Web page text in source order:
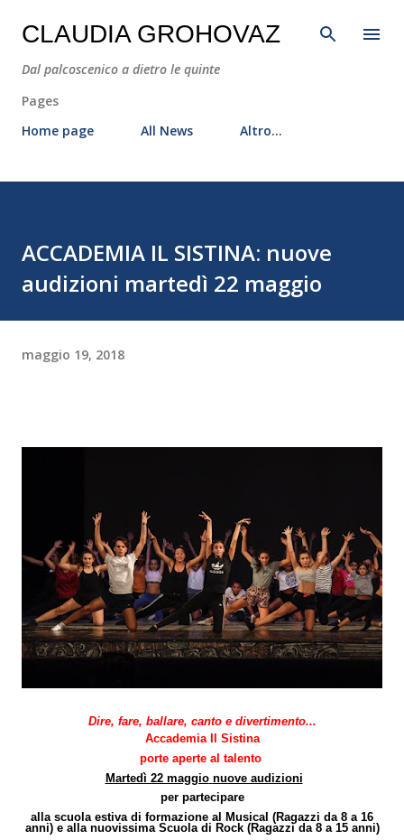
Passa ai contenuti principali
CLAUDIA GROHOVAZ
Dal palcoscenico a dietro le quinte
Pages
Home page
All News Altro…
ACCADEMIA IL SISTINA: nuove
audizioni martedì 22 maggio
maggio 19, 2018
Dire, fare, ballare, canto e divertimento...
Accademia Il Sistina
porte aperte al talento
Martedì 22 maggio nuove audizioni
per partecipare
alla scuola estiva di formazione al Musical (Ragazzi da 8 a 16
anni) e alla nuovissima Scuola di Rock (Ragazzi da 8 a 15 anni)